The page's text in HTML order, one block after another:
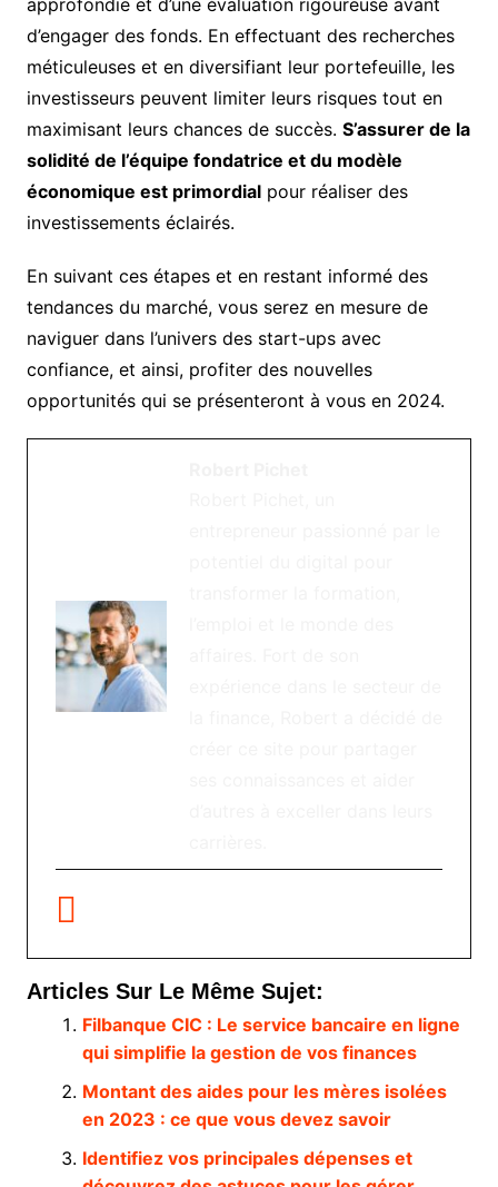
d’engager des fonds. En effectuant des recherches
méticuleuses et en diversifiant leur portefeuille, les
investisseurs peuvent limiter leurs risques tout en
maximisant leurs chances de succès. S’assurer de la
solidité de l’équipe fondatrice et du modèle
économique est primordialpour réaliser des
investissements éclairés.
En suivant ces étapes et en restant informé des
tendances du marché, vous serez en mesure de
naviguer dans l’univers des start-ups avec
confiance, et ainsi, profiter des nouvelles
opportunités qui se présenteront à vous en 2024.
Articles Sur Le Même Sujet:
Filbanque CIC : Le service bancaire en ligne
qui simplifie la gestion de vos finances
Montant des aides pour les mères isolées
en 2023 : ce que vous devez savoir
Identifiez vos principales dépenses et